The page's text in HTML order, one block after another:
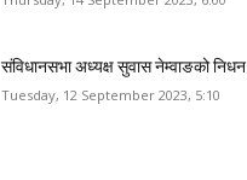
संविधानसभा अध्यक्ष सुवास नेम्वाङको निधन
Tuesday, 12 September 2023, 5:10